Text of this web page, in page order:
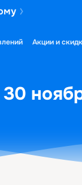
Акции и